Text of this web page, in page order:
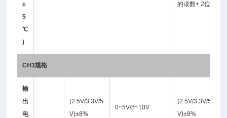
±
5
℃
)
的读数+ 2位)
CH3规格
输
出
电
(2.5V/3.3V/5
V)±8%
0~5V/5~10V
(2.5V/3.3V/5
V)±8%